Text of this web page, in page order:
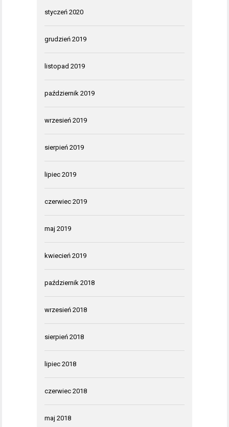
styczeń 2020
grudzień 2019
listopad 2019
październik 2019
wrzesień 2019
sierpień 2019
lipiec 2019
czerwiec 2019
maj 2019
kwiecień 2019
październik 2018
wrzesień 2018
sierpień 2018
lipiec 2018
czerwiec 2018
maj 2018